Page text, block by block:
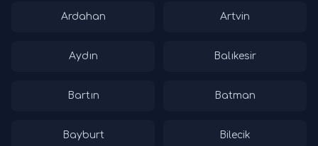
Ardahan Artvin
Aydın Balıkesir
Bartın Batman
Bayburt Bilecik